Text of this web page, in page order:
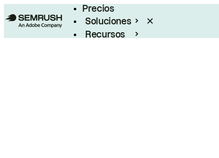
Precios
Soluciones
Recursos